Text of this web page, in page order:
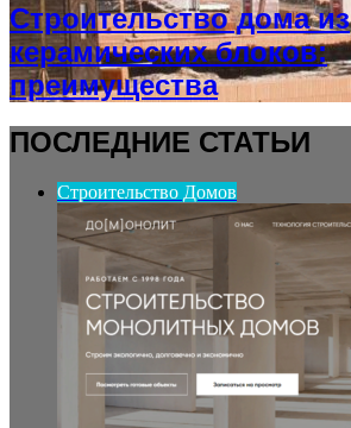
Строительство дома из
керамических блоков:
преимущества
ПОСЛЕДНИЕ СТАТЬИ
Строительство Домов